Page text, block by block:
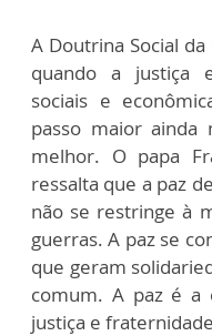
A Doutrina Social
quando a justiça
sociais e
passo maior ainda
melhor. O papa
ressalta que a paz
não se restringe à
guerras. A paz se
que geram
comum. A paz é a
justiça e